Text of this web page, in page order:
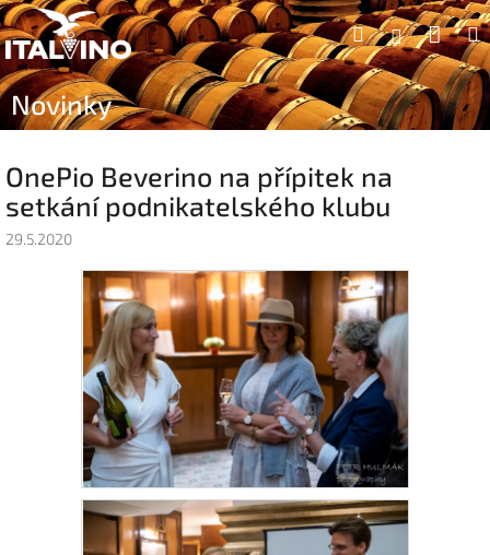
Přejít
na
obsah
Hledat
Novinky
OnePio Beverino na přípitek na
setkání podnikatelského klubu
29.5.2020